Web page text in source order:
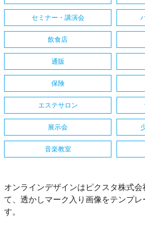
セミナー・講演会
飲食店
通販
保険
エステサロン
展示会
音楽教室
オンラインデザインはピクスタ株式
て、透かしマーク入り画像をテンプレ
す。